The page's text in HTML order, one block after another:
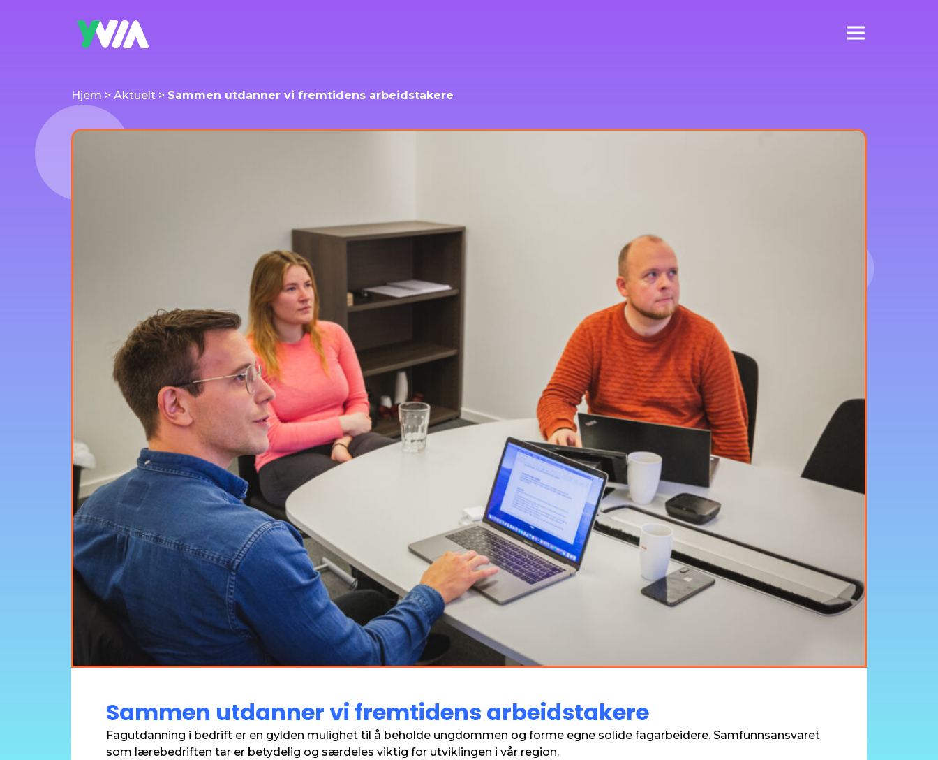
Hjem > Aktuelt > Sammen utdanner vi fremtidens arbeidstakere
Sammen utdanner vi fremtidens arbeidstakere
Fagutdanning i bedrift er en gylden mulighet til å beholde ungdommen og forme egne solide fagarbeidere. Samfunnsansvaret
som lærebedriften tar er betydelig og særdeles viktig for utviklingen i vår region.